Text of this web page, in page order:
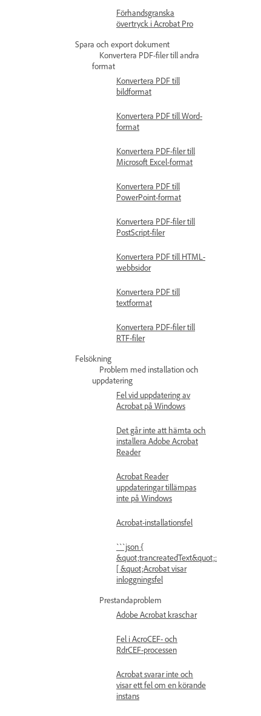
Förhandsgranska
övertryck i Acrobat Pro
Spara och export dokument
Konvertera PDF-filer till andra
format
Konvertera PDF till
bildformat
Konvertera PDF till Word-
format
Konvertera PDF-filer till
Microsoft Excel-format
Konvertera PDF till
PowerPoint-format
Konvertera PDF-filer till
PostScript-filer
Konvertera PDF till HTML-
webbsidor
Konvertera PDF till
textformat
Konvertera PDF-filer till
RTF-filer
Felsökning
Problem med installation och
uppdatering
Fel vid uppdatering av
Acrobat på Windows
Det går inte att hämta och
installera Adobe Acrobat
Reader
Acrobat Reader
uppdateringar tillämpas
inte på Windows
Acrobat-installationsfel
```json {
&quot;trancreatedText&quot;:
[ &quot;Acrobat visar
inloggningsfel
Prestandaproblem
Adobe Acrobat kraschar
Fel i AcroCEF- och
RdrCEF-processen
Acrobat svarar inte och
visar ett fel om en körande
instans